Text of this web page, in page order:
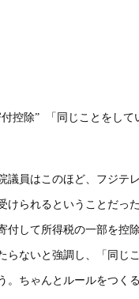
控除” 「同じことをし
議員はこのほど、フジテ
けられるということだっ
付して所得税の一部を控
らないと強調し、「同じ
。ちゃんとルールをつく